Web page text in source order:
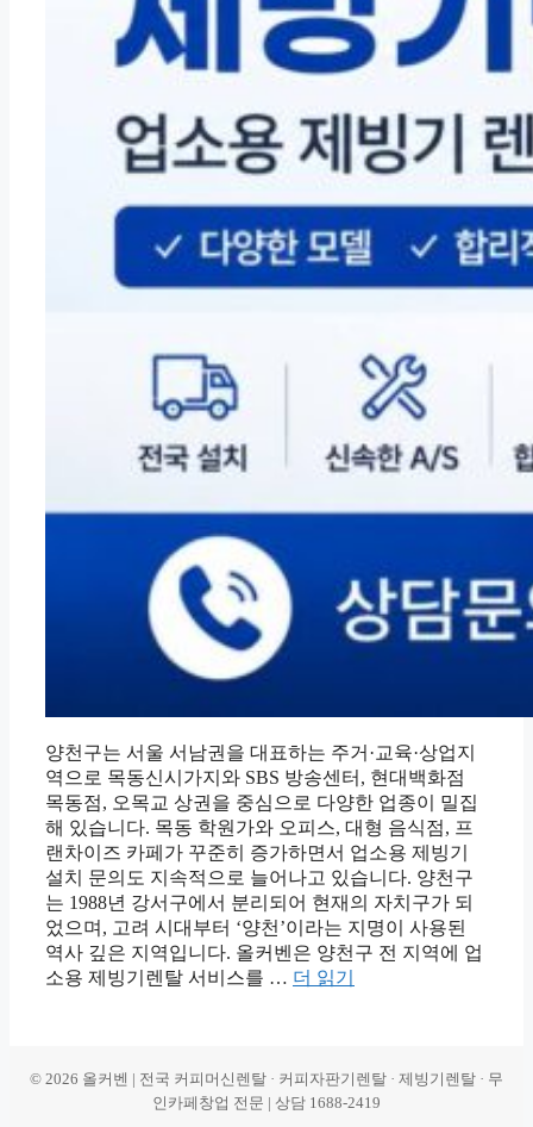
양천구는 서울 서남권을 대표하는 주거·교육·상업지
역으로 목동신시가지와 SBS 방송센터, 현대백화점
목동점, 오목교 상권을 중심으로 다양한 업종이 밀집
해 있습니다. 목동 학원가와 오피스, 대형 음식점, 프
랜차이즈 카페가 꾸준히 증가하면서 업소용 제빙기
설치 문의도 지속적으로 늘어나고 있습니다. 양천구
는 1988년 강서구에서 분리되어 현재의 자치구가 되
었으며, 고려 시대부터 ‘양천’이라는 지명이 사용된
역사 깊은 지역입니다. 올커벤은 양천구 전 지역에 업
소용 제빙기렌탈 서비스를 … 더 읽기
© 2026 올커벤 | 전국 커피머신렌탈 · 커피자판기렌탈 · 제빙기렌탈 · 무
인카페창업 전문 | 상담 1688-2419